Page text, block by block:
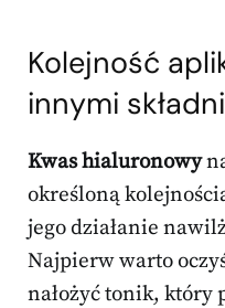
Kolejność
innymi
Kwas hialuronowy
określoną
jego działanie
Najpierw warto
nałożyć tonik, który